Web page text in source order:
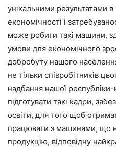
унікальними результатами в
економічності і
може робити такі машини,
умови для економічного
добробуту нашого
не тільки співробітників
надбання нашої республіки-
підготувати такі кадри,
освіти, для того щоб
працювати з машинами, що
продукцію, відповідну